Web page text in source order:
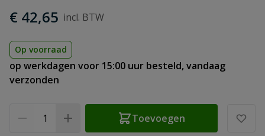
€ 42,65
Op voorraad
op werkdagen voor 15:00 uur besteld, vandaag
verzonden
Toevoegen